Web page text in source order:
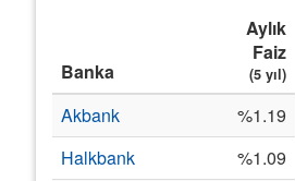
Banka
Aylık
Faiz
(5 yıl)
Akbank
%1.19
Halkbank
%1.09